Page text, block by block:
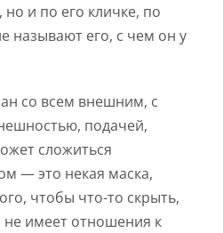
и по его кличке, по
называют его, с чем он у
со всем внешним, с
подачей,
сложиться
— это некая маска,
чтобы что-то скрыть,
не имеет отношения к